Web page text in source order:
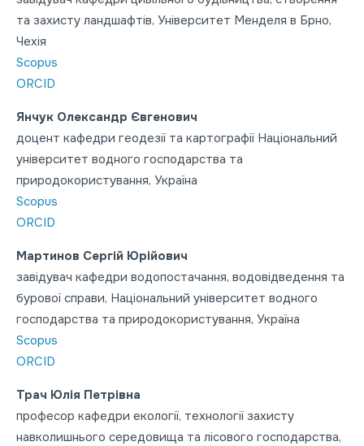
та захисту ландшафтів, Університет Менделя в Брно,
Чехія
Scopus
ORCID
Янчук Олександр Євгенович
доцент кафедри геодезії та картографії Національний
університет водного господарства та
природокористування, Україна
Scopus
ORCID
Мартинов Сергій Юрійович
завідувач кафедри водопостачання, водовідведення та
бурової справи, Національний університет водного
господарства та природокористування, Україна
Scopus
ORCID
Трач Юлія Петрівна
професор кафедри екології, технології захисту
навколишнього середовища та лісового господарства,